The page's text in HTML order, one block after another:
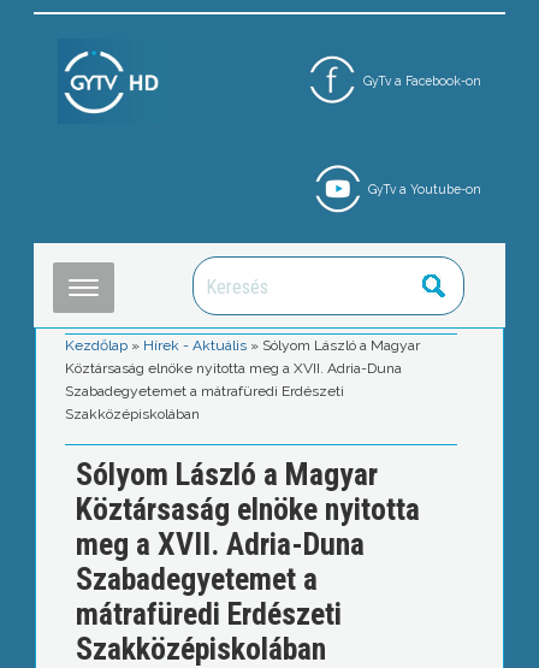
GyTv a Facebook-on
GyTv a Youtube-on
Kezdőlap » Hírek - Aktuális » Sólyom László a Magyar
Köztársaság elnöke nyitotta meg a XVII. Adria-Duna
Szabadegyetemet a mátrafüredi Erdészeti
Szakközépiskolában
Sólyom László a Magyar
Köztársaság elnöke nyitotta
meg a XVII. Adria-Duna
Szabadegyetemet a
mátrafüredi Erdészeti
Szakközépiskolában